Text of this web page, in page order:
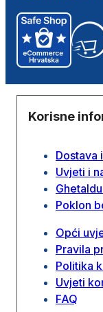
Korisne
Dostava
Uvjeti i
Poklon
Opći
Pravila
Politika
Uvjeti
FAQ